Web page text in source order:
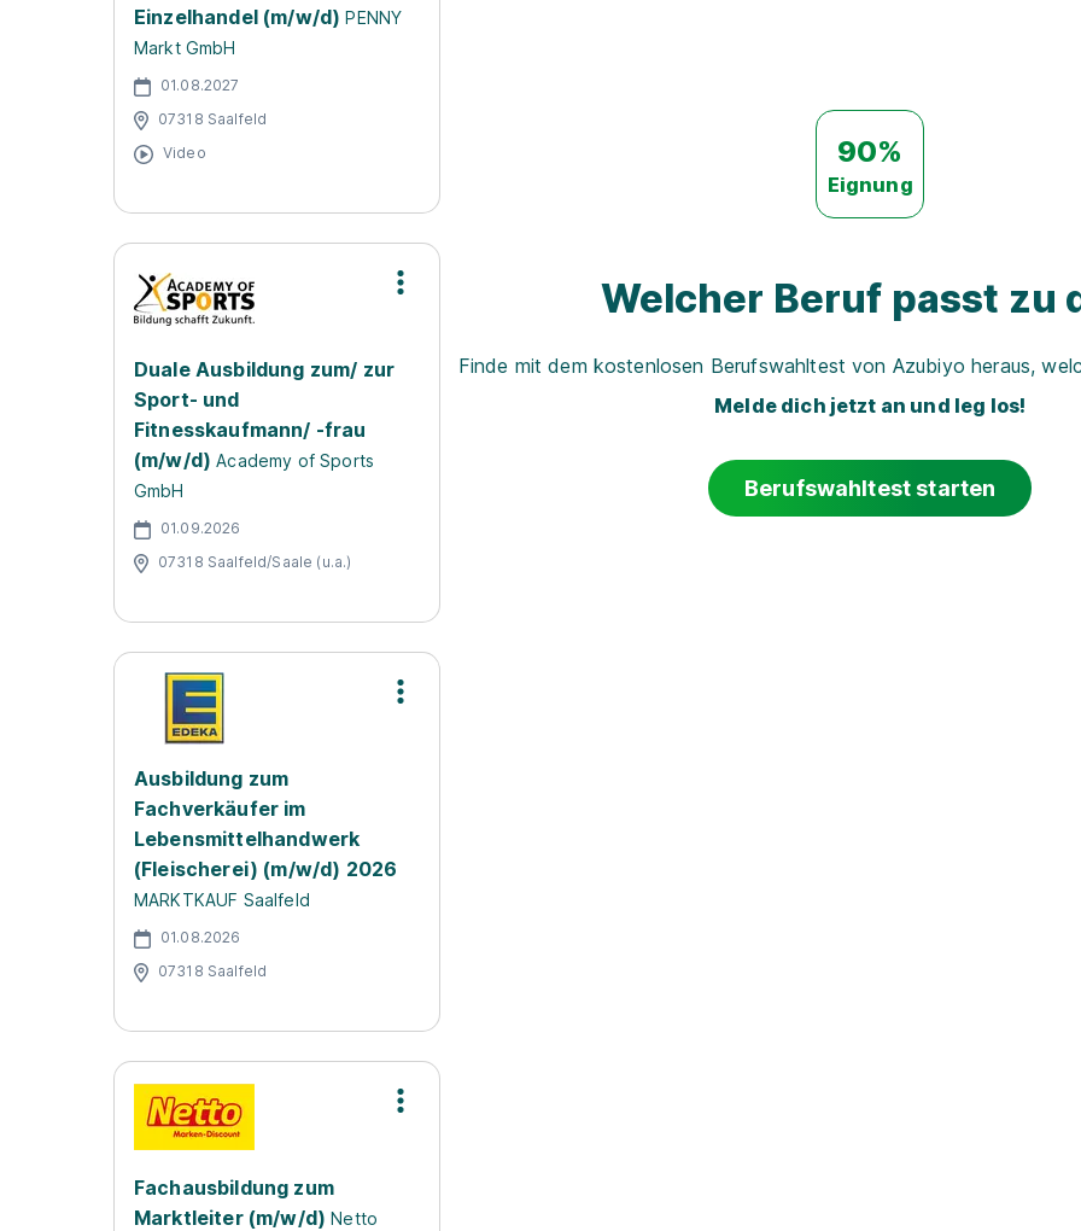
Einzelhandel (m/w/d) PENNY
Markt GmbH
01.08.2027
07318 Saalfeld
Video
Duale Ausbildung zum/ zur
Sport- und
Fitnesskaufmann/ -frau
(m/w/d) Academy of Sports
GmbH
01.09.2026
07318 Saalfeld/Saale (u.a.)
Ausbildung zum
Fachverkäufer im
Lebensmittelhandwerk
(Fleischerei) (m/w/d) 2026
MARKTKAUF Saalfeld
01.08.2026
07318 Saalfeld
Fachausbildung zum
Marktleiter (m/w/d) Netto
90%
Eignung
Welcher Beruf passt zu
Finde mit dem kostenlosen Berufswahltest von Azubiyo heraus,
Melde dich jetzt an und leg los!
Berufswahltest starten